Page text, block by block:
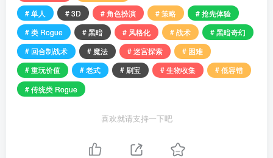
# 单人
# 3D # 角色扮演 # 策略
# 抢先体验
# 类 Rogue
# 黑暗 # 风格化 # 战术
# 黑暗奇幻
# 回合制战术
# 魔法 # 迷宫探索
# 困难
# 重玩价值
# 老式 # 刷宝 # 生物收集
# 低容错
# 传统类 Rogue
喜欢就请支持一下吧